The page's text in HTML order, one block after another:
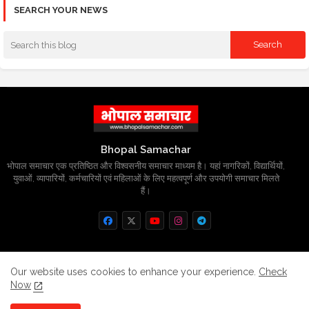
SEARCH YOUR NEWS
Bhopal Samachar
भोपाल समाचार एक प्रतिष्ठित और विश्वसनीय समाचार माध्यम है। यहां नागरिकों, विद्यार्थियों,
युवाओं, व्यापारियों, कर्मचारियों एवं महिलाओं के लिए महत्वपूर्ण और उपयोगी समाचार मिलते
हैं।
Home About Contact us
Privacy Policy
Our website uses cookies to enhance your experience. Check
Now